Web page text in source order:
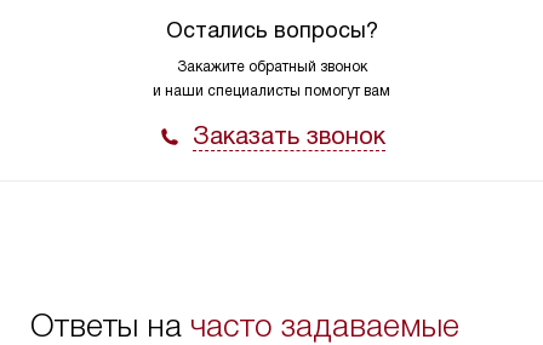
Остались вопросы?
Закажите обратный звонок
и наши специалисты помогут вам
Заказать звонок
Ответы на часто задаваемые